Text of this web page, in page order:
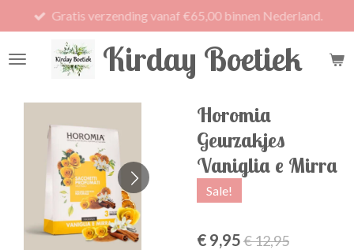
direct
naar
Kirday Boetiek
Gratis verzending vanaf €65,00 binnen Nederland.
Horomia
Geurzakjes
Vaniglia e Mirra
Sale!
€ 9,95€ 12,95